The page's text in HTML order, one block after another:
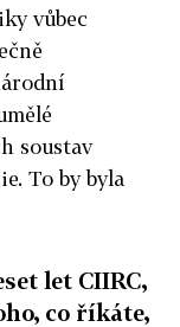
vůbec
soustav
To by byla
let CIIRC,
co říkáte,